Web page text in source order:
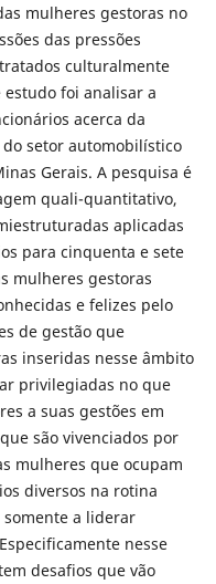
mulheres gestoras no
das pressões
culturalmente
foi analisar a
acerca da
setor automobilístico
Gerais. A pesquisa é
quali-quantitativo,
aplicadas
para cinquenta e sete
mulheres gestoras
e felizes pelo
de gestão que
inseridas nesse âmbito
privilegiadas no que
a suas gestões em
são vivenciados por
mulheres que ocupam
diversos na rotina
a liderar
nesse
desafios que vão